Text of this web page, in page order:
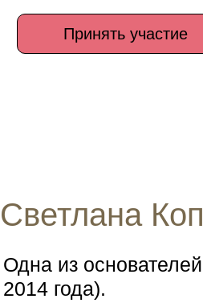
Принять участие
Светлана
Одна из
2014 года).